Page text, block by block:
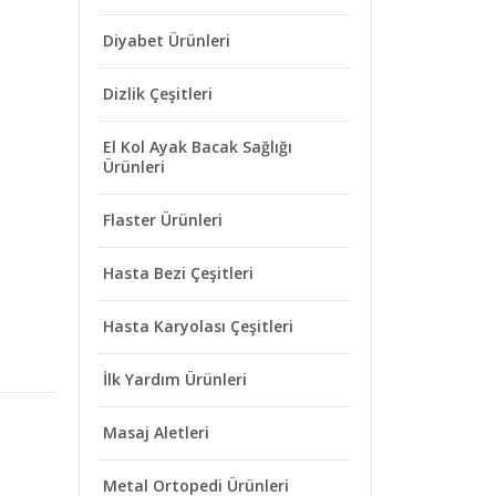
Diyabet Ürünleri
Dizlik Çeşitleri
El Kol Ayak Bacak Sağlığı
Ürünleri
Flaster Ürünleri
Hasta Bezi Çeşitleri
Hasta Karyolası Çeşitleri
İlk Yardım Ürünleri
Masaj Aletleri
Metal Ortopedi Ürünleri